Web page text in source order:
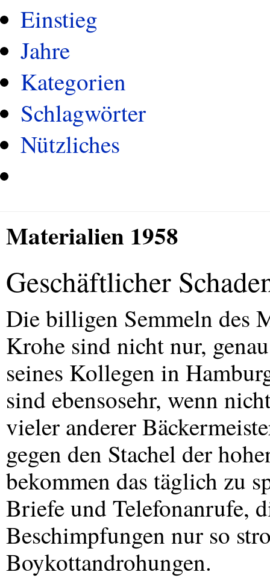
Einstieg
Jahre
Kategorien
Schlagwörter
Nützliches
Materialien 1958
Geschäftlicher
Die billigen Semmeln des
Krohe sind nicht nur,
seines Kollegen in
sind ebensosehr, wenn
vieler anderer
gegen den Stachel der
bekommen das täglich zu
Briefe und Telefonanrufe,
Beschimpfungen nur so
Boykottandrohungen.